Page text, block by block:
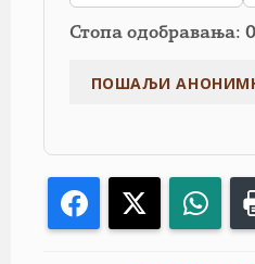
Стопа одобравања:
Facebook